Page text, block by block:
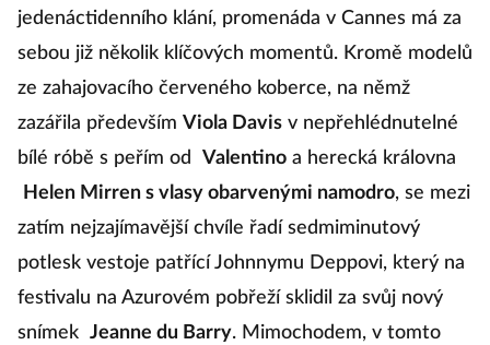
jedenáctidenního klání, promenáda v Cannes má za
sebou již několik klíčových momentů. Kromě modelů
ze zahajovacího červeného koberce, na němž
zazářila především Viola Davis v nepřehlédnutelné
bílé róbě s peřím od
Valentinoa herecká královna
Helen Mirren s vlasy obarvenými namodro, se mezi
zatím nejzajímavější chvíle řadí sedmiminutový
potlesk vestoje patřící Johnnymu Deppovi, který na
festivalu na Azurovém pobřeží sklidil za svůj nový
snímek Jeanne du Barry. Mimochodem, v tomto